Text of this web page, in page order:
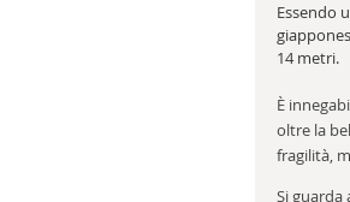
Essendo
14 metri.
È
oltre la
fragilità,
Si guarda